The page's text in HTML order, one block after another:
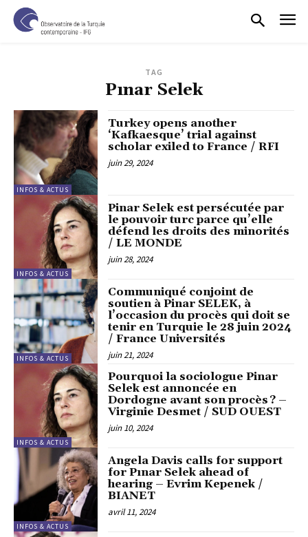
TAG
Pınar Selek
INFOS & ACTUS
Turkey opens another
‘Kafkaesque’ trial against
scholar exiled to France / RFI
juin 29, 2024
INFOS & ACTUS
Pinar Selek est persécutée par
le pouvoir turc parce qu’elle
défend les droits des minorités
/ LE MONDE
juin 28, 2024
INFOS & ACTUS
Communiqué conjoint de
soutien à Pinar SELEK, à
l’occasion du procès qui doit se
tenir en Turquie le 28 juin 2024
/ France Universités
juin 21, 2024
INFOS & ACTUS
Pourquoi la sociologue Pinar
Selek est annoncée en
Dordogne avant son procès ? –
Virginie Desmet / SUD OUEST
juin 10, 2024
INFOS & ACTUS
Angela Davis calls for support
for Pınar Selek ahead of
hearing – Evrim Kepenek /
BIANET
avril 11, 2024